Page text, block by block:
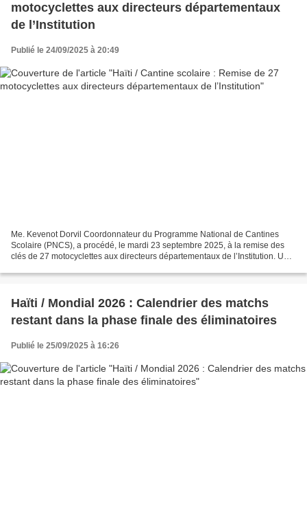
motocyclettes aux directeurs départementaux
de l’Institution
Publié le 24/09/2025 à 20:49
Me. Kevenot Dorvil Coordonnateur du Programme National de Cantines
Scolaire (PNCS), a procédé, le mardi 23 septembre 2025, à la remise des
clés de 27 motocyclettes aux directeurs départementaux de l’Institution. Une
Haïti / Mondial 2026 : Calendrier des matchs
restant dans la phase finale des éliminatoires
Publié le 25/09/2025 à 16:26